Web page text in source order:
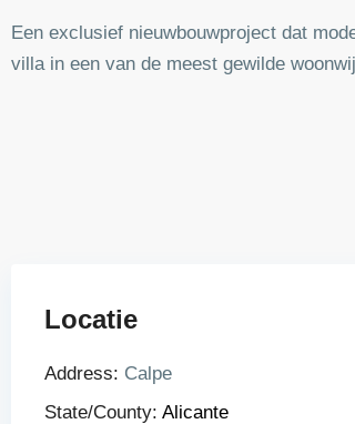
Een exclusief nieuwbouwproject dat
villa in een van de meest gewilde
Locatie
Address: Calpe
State/County: Alicante